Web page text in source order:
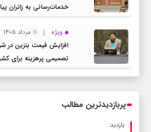
خدمات‌رسانی به زائران
شهرستان چناران
ویژه
11 مرداد 1405
افزایش قیمت بنزین در
تصمیمی پرهزینه برای
قاچاق سوخت و عوامل
پربازدیدترین مطالب
بازدید: